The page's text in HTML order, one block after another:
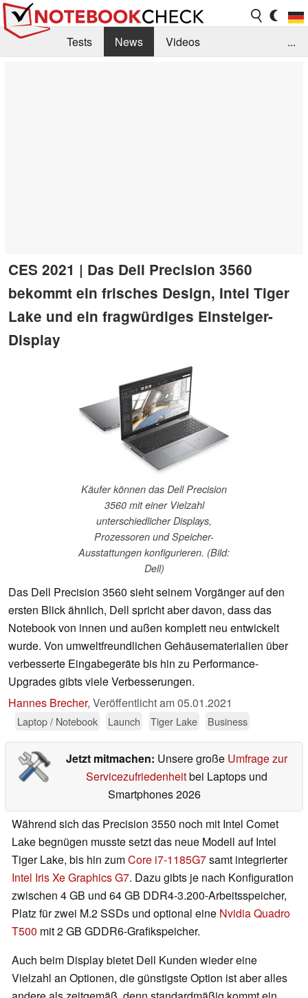
Tests News
Videos
...
CES 2021 | Das Dell Precision 3560
bekommt ein frisches Design, Intel Tiger
Lake und ein fragwürdiges Einsteiger-
Display
Käufer können das Dell Precision
3560 mit einer Vielzahl
unterschiedlicher Displays,
Prozessoren und Speicher-
Ausstattungen konfigurieren. (Bild:
Dell)
Das Dell Precision 3560 sieht seinem Vorgänger auf den
ersten Blick ähnlich, Dell spricht aber davon, dass das
Notebook von innen und außen komplett neu entwickelt
wurde. Von umweltfreundlichen Gehäusematerialien über
verbesserte Eingabegeräte bis hin zu Performance-
Upgrades gibts viele Verbesserungen.
Hannes Brecher, Veröffentlicht am05.01.2021
Laptop / Notebook Launch Tiger Lake Business
Jetzt mitmachen: Unsere große Umfrage zur
Servicezufriedenheitbei Laptops und
Smartphones 2026
Während sich das Precision 3550 noch mit Intel Comet
Lake begnügen musste setzt das neue Modell auf Intel
Tiger Lake, bis hin zumCore i7-1185G7samt integrierter
Intel Iris Xe Graphics G7. Dazu gibts je nach Konfiguration
zwischen 4 GB und 64 GB DDR4-3.200-Arbeitsspeicher,
Platz für zwei M.2 SSDs und optional eine Nvidia Quadro
T500 mit 2 GB GDDR6-Grafikspeicher.
Auch beim Display bietet Dell Kunden wieder eine
Vielzahl an Optionen, die günstigste Option ist aber alles